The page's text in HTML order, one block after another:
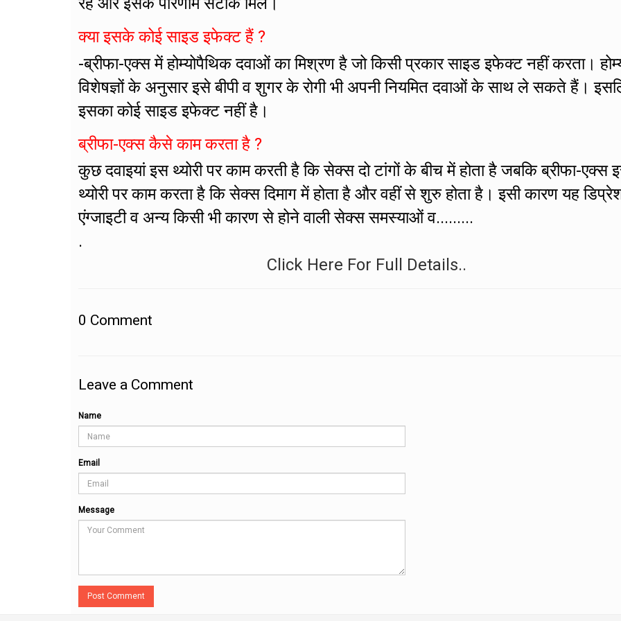
क्या इसके कोई साइड इफेक्ट हैं ?
-ब्रीफा-एक्स में होम्योपैथिक दवाओं का मिश्रण है जो किसी प्रकार साइड इफेक्ट नहीं करता।
विशेषज्ञों के अनुसार इसे बीपी व शुगर के रोगी भी अपनी नियमित दवाओं के साथ ले सकते हैं।
इसका कोई साइड इफेक्ट नहीं है।
ब्रीफा-एक्स कैसे काम करता है ?
कुछ दवाइयां इस थ्योरी पर काम करती है कि सेक्स दो टांगों के बीच में होता है जबकि ब्रीफा-एक्स
थ्योरी पर काम करता है कि सेक्स दिमाग में होता है और वहीं से शुरु होता है। इसी कारण यह
एंग्जाइटी व अन्य किसी भी कारण से होने वाली सेक्स समस्याओं व.........
.
Click Here For Full Details..
0 Comment
Leave a Comment
Name
Email
Message
Post Comment